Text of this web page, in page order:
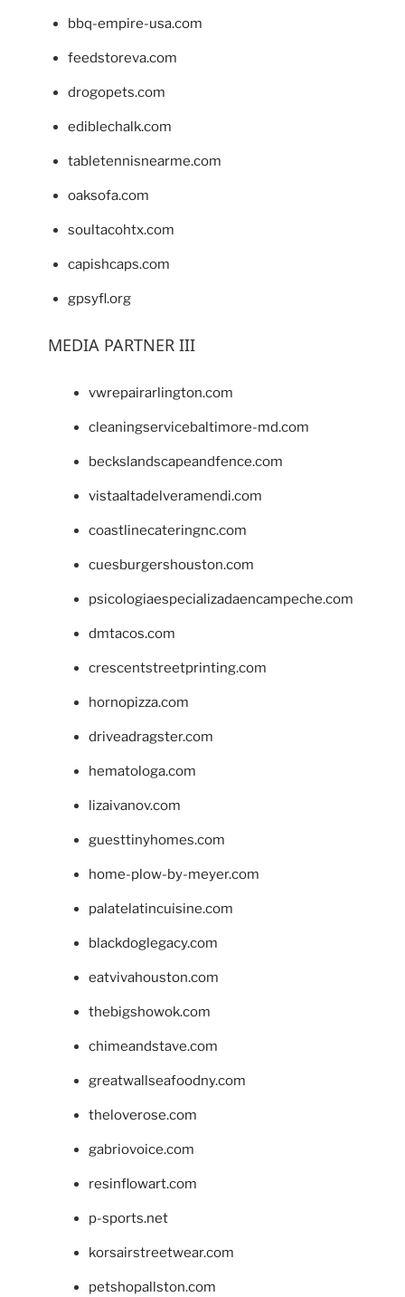
bbq-empire-usa.com
feedstoreva.com
drogopets.com
ediblechalk.com
tabletennisnearme.com
oaksofa.com
soultacohtx.com
capishcaps.com
gpsyfl.org
MEDIA PARTNER III
vwrepairarlington.com
cleaningservicebaltimore-md.com
beckslandscapeandfence.com
vistaaltadelveramendi.com
coastlinecateringnc.com
cuesburgershouston.com
psicologiaespecializadaencampeche.com
dmtacos.com
crescentstreetprinting.com
hornopizza.com
driveadragster.com
hematologa.com
lizaivanov.com
guesttinyhomes.com
home-plow-by-meyer.com
palatelatincuisine.com
blackdoglegacy.com
eatvivahouston.com
thebigshowok.com
chimeandstave.com
greatwallseafoodny.com
theloverose.com
gabriovoice.com
resinflowart.com
p-sports.net
korsairstreetwear.com
petshopallston.com